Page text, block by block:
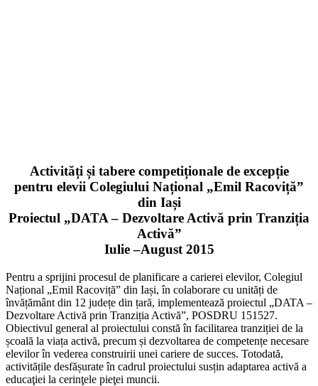
Activități și tabere competiționale de excepție
pentru elevii Colegiului Național „Emil Racoviță”
din Iași
Proiectul „DATA – Dezvoltare Activă prin Tranziția
Activă”
Iulie –August 2015
Pentru a sprijini procesul de planificare a carierei elevilor, Colegiul
Național „Emil Racoviță” din Iași, în colaborare cu unități de
învățământ din 12 județe din țară, implementează proiectul „DATA –
Dezvoltare Activă prin Tranziția Activă”, POSDRU 151527.
Obiectivul general al proiectului constă în facilitarea tranziției de la
școală la viața activă, precum și dezvoltarea de competențe necesare
elevilor în vederea construirii unei cariere de succes. Totodată,
activitățile desfășurate în cadrul proiectului susțin adaptarea activă a
educaţiei la cerinţele pieţei muncii.